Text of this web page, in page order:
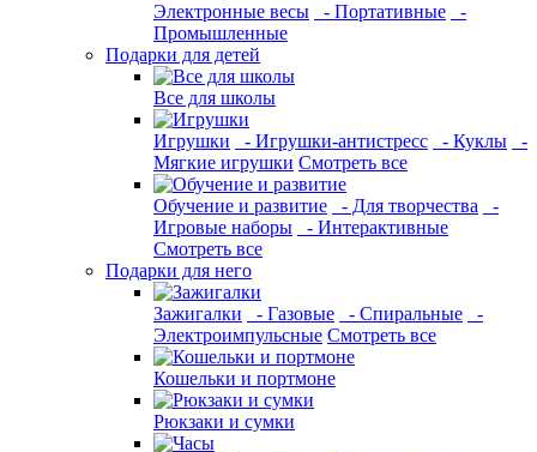
Электронные весы - Портативные
-
Промышленные
Подарки для детей
Все для школы
Игрушки - Игрушки-антистресс - Куклы
-
Мягкие игрушки Смотреть все
Обучение и развитие - Для творчества
-
Игровые наборы
- Интерактивные
Смотреть все
Подарки для него
Зажигалки - Газовые - Спиральные
-
Электроимпульсные Смотреть все
Кошельки и портмоне
Рюкзаки и сумки